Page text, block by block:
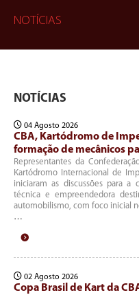
NOTÍCIAS
NOTÍCIAS
04 Agosto 2026
CBA, Kartódromo de
formação de mecânicos
Representantes da
Kartódromo Internacional de
iniciaram as discussões para a
técnica e empreendedora
automobilismo, com foco inicial
…
02 Agosto 2026
Copa Brasil de Kart da